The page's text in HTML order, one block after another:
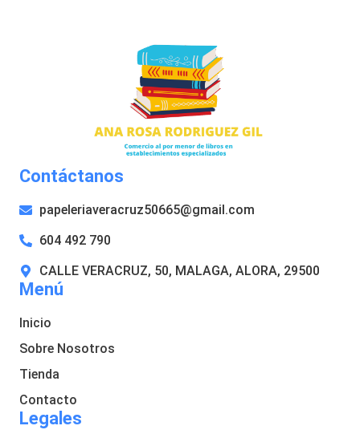
Menú
Inicio
Sobre Nosotros
Tienda
Contacto
Legales
Contáctanos
papeleriaveracruz50665@gmail.com
604 492 790
CALLE VERACRUZ, 50, MALAGA, ALORA, 29500